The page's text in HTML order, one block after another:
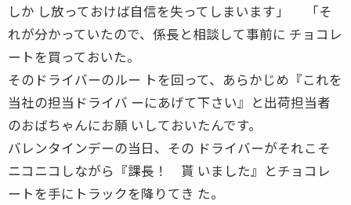
しか し放っておけば自信を失ってしまいます」 「そ
れが分かっていたので、係長と相談して事前に チョコレ
ートを買っておいた。
そのドライバーのルー トを回って、あらかじめ『これを
当社の担当ドライバ ーにあげて下さい』と出荷担当者
のおばちゃんにお願 いしておいたんです。
バレンタインデーの当日、その ドライバーがそれこそ
ニコニコしながら『課長！ 貰 いました』とチョコレ
ートを手にトラックを降りてき た。